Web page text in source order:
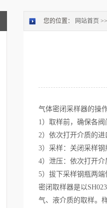
您的位置： 网站首页
气体密闭采样器的操
1）取样前，确保各
2）依次打开介质的
3）采样：关闭采样
4）泄压：依次打开
5）拔下采样钢瓶两
密闭取样器是以
气、液介质的取样。